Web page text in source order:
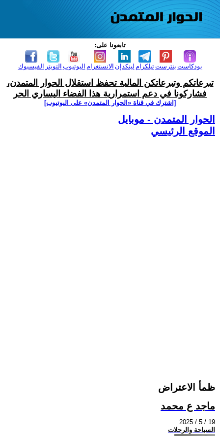
تابعونا على:
الفيسبوك التويتر اليوتيوب الانستغرام لينكدإن تيلكرامبنترست بودكاست
تبرعاتكم وتبرعاتكن المالية تحفظ استقلال الحوار المتمدن،
فشاركونا في دعم استمرارية هذا الفضاء اليساري الحر
[اشترك في قناة ‫«الحوار المتمدن» على اليوتيوب]
الحوار المتمدن - موبايل
الموقع الرئيسي
ظمأ الاعتراض
ماجد ع محمد
2025 / 5 / 19
السياحة والرحلات